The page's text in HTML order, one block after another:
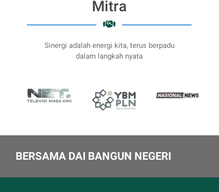
Mitra
Sinergi adalah energi kita, terus berpadu
dalam langkah nyata
BERSAMA DAI BANGUN NEGERI